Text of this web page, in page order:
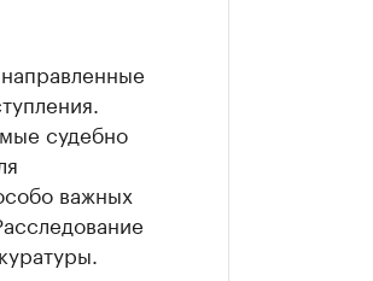
судебно
важных